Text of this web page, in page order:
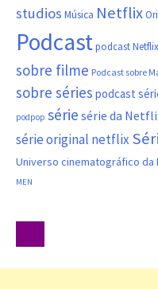
studios Música Netflix
Podcastpodcast Netflix
sobre filme Podcast sobre
sobre séries podcast
podpop série série da
série original netflix
Universo cinematográfico da
MEN